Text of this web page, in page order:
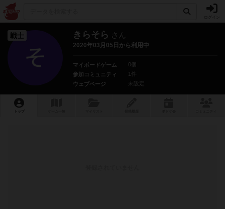
戦士 きらそら さん
2020年03月05日から利用中
マイボードゲーム
0個
参加コミュニティ
1件
ウェブページ
未設定
トップ